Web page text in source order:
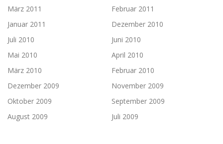
März 2011
Februar 2011
Januar 2011
Dezember 2010
Juli 2010
Juni 2010
Mai 2010
April 2010
März 2010
Februar 2010
Dezember 2009
November 2009
Oktober 2009
September 2009
August 2009
Juli 2009